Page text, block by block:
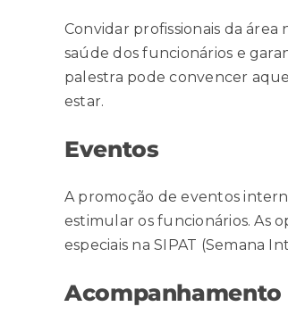
Convidar profissionais da
saúde dos funcionários e
palestra pode convencer
estar.
Eventos
A promoção de eventos
estimular os funcionários. As
especiais na SIPAT (Semana